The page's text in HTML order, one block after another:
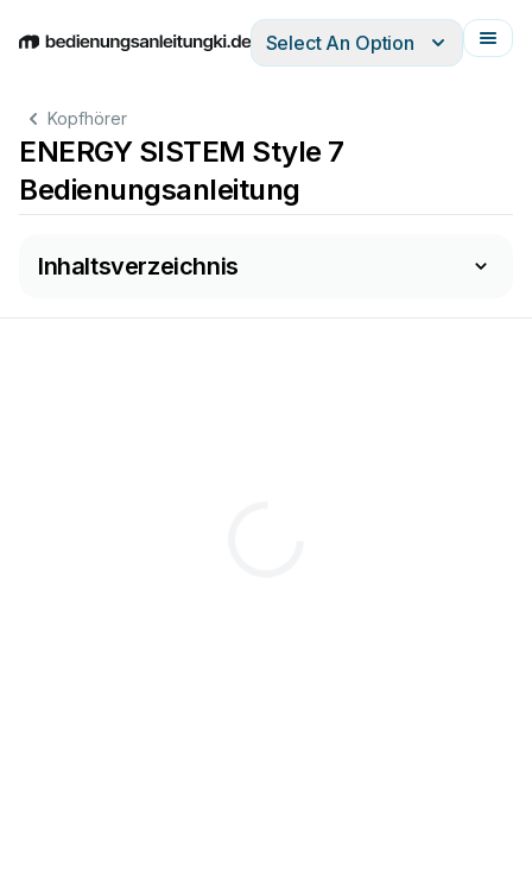
EnglishDeutschEspañolItalianoFrançais
Select An Option
Kopfhörer
ENERGY SISTEM Style 7
Bedienungsanleitung
Inhaltsverzeichnis